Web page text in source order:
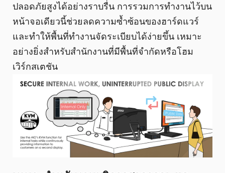
ปลอดภัยสูงได้อย่างราบรื่น การรวมการทำงานไว้บน
หน้าจอเดียวนี้ช่วยลดความซ้ำซ้อนของฮาร์ดแวร์
และทำให้พื้นที่ทำงานจัดระเบียบได้ง่ายขึ้น เหมาะ
อย่างยิ่งสำหรับสำนักงานที่มีพื้นที่จำกัดหรือโฮม
เวิร์กสเตชัน